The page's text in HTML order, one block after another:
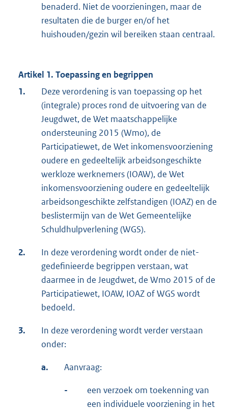
benaderd. Niet de voorzieningen, maar de
resultaten die de burger en/of het
huishouden/gezin wil bereiken staan centraal.
Artikel 1. Toepassing en begrippen
1.
Deze verordening is van toepassing op het
(integrale) proces rond de uitvoering van de
Jeugdwet, de Wet maatschappelijke
ondersteuning 2015 (Wmo), de
Participatiewet, de Wet inkomensvoorziening
oudere en gedeeltelijk arbeidsongeschikte
werkloze werknemers (IOAW), de Wet
inkomensvoorziening oudere en gedeeltelijk
arbeidsongeschikte zelfstandigen (IOAZ) en de
beslistermijn van de Wet Gemeentelijke
Schuldhulpverlening (WGS).
2.
In deze verordening wordt onder de niet-
gedefinieerde begrippen verstaan, wat
daarmee in de Jeugdwet, de Wmo 2015 of de
Participatiewet, IOAW, IOAZ of WGS wordt
bedoeld.
3.
In deze verordening wordt verder verstaan
onder:
a. Aanvraag:
-
een verzoek om toekenning van
een individuele voorziening in het